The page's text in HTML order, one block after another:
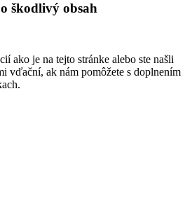
škodlivý obsah
ako je na tejto stránke alebo ste našli
vďační, ak nám pomôžete s doplnením